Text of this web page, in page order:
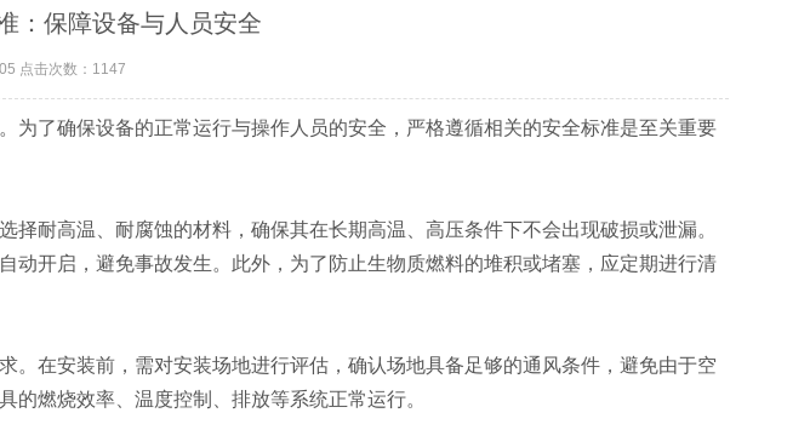
：保障设备与人员安全
点击次数：1147
了确保设备的正常运行与操作人员的安全，严格遵循相关的安全标准是至关重要
高温、耐腐蚀的材料，确保其在长期高温、高压条件下不会出现破损或泄漏。
开启，避免事故发生。此外，为了防止生物质燃料的堆积或堵塞，应定期进行清
在安装前，需对安装场地进行评估，确认场地具备足够的通风条件，避免由于空
燃烧效率、温度控制、排放等系统正常运行。